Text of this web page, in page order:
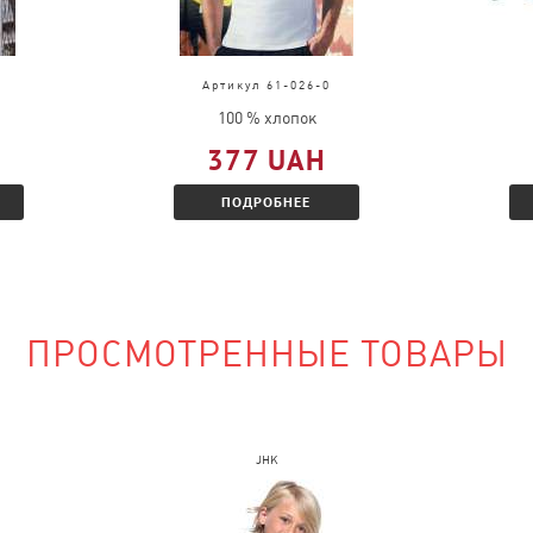
выслать
и Вам будет
и указать
Артикул 61-026-0
100 % хлопок
377 UAH
ПОДРОБНЕЕ
ПРОСМОТРЕННЫЕ ТОВАРЫ
JHK